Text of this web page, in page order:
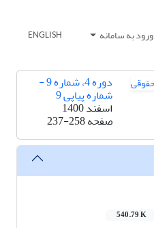
ورود به سامانه ENGLISH
دوره 4، شماره 9 -
شماره پیاپی 9
اسفند 1400
صفحه237-258
540.79 K